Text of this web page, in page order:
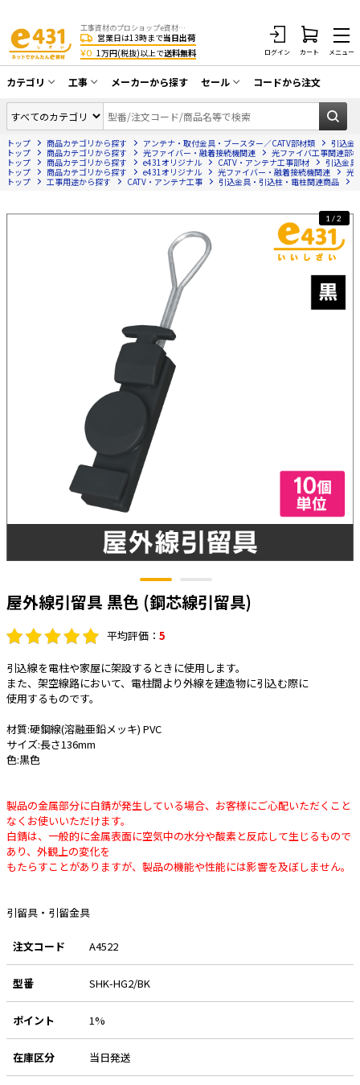
工事資材のプロショップe資材 CATV・アンテナ・防犯・光・LAN・電気・空調工事など
営業日は13時まで当日出荷
¥0 1万円(税抜)以上で送料無料 ログイン カート メニュー
カテゴリ
同軸ケーブル／テレビ用接栓／関連工具
アンテナ・取付金具・ブースター／CATV
部材類
配線補助具（モール・結束バンド・テー
プ類 他）
HDMIケーブル・周辺機器／RCAケーブル
光ファイバー・融着接続機関連
LANケーブル・コネクタ・関連資材/機器
ネットワーク機器
エアコン・換気扇・空調資材
太陽光発電ケーブル・コネクタ・関連資
電源ケーブル／コネクタ／分電盤／ブレ
照明・照明器具
電源タップ・延長コード
スイッチ・コンセント（配線器具）
ボックス・ビニル電線管付属品・引き込
みカバー
工具関連
EV充電設備工事関連
感染症関連
e431オリジナル
販売終了品
工事
CATV・アンテナ工事
光工事・FTTH工事
エアコン・換気扇工事
EV充電設備工事
照明設置工事
太陽光発電工事
ホテル・病院向け
メーカーから探す セール
在庫一掃セール
コードから注文
トップ 商品カテゴリから探す アンテナ・取付金具・ブースター／CATV部材類
引込金
トップ
商品カテゴリから探す 光ファイバー・融着接続機関連
光ファイバ工事関連部材
トップ
商品カテゴリから探す e431オリジナル CATV・アンテナ工事部材
引込金具
トップ
商品カテゴリから探す e431オリジナル 光ファイバー・融着接続機関連
光
トップ
工事用途から探す CATV・アンテナ工事 引込金具・引込柱・電柱関連商品
屋外線引留具 黒色 (鋼芯線引留具)
平均評価： 5
1/2
引込線を電柱や家屋に架設するときに使用します。
また、架空線路において、電柱間より外線を建造物に引込む際に
使用するものです。
材質:硬鋼線(溶融亜鉛メッキ) PVC
サイズ:長さ136mm
色:黒色
製品の金属部分に白錆が発生している場合、お客様にご心配いただくこと
なくお使いいただけます。
白錆は、一般的に金属表面に空気中の水分や酸素と反応して生じるもので
あり、外観上の変化を
もたらすことがありますが、製品の機能や性能には影響を及ぼしません。
引留具・引留金具
注文コード A4522
型番 SHK-HG2/BK
ポイント 1%
在庫区分 当日発送